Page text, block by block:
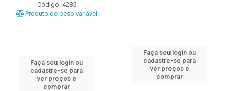
Código: 4285
Produto de peso variável
Faça seu login ou
cadastre-se para
ver preços e
comprar
Faça seu login ou
cadastre-se para
ver preços e
comprar